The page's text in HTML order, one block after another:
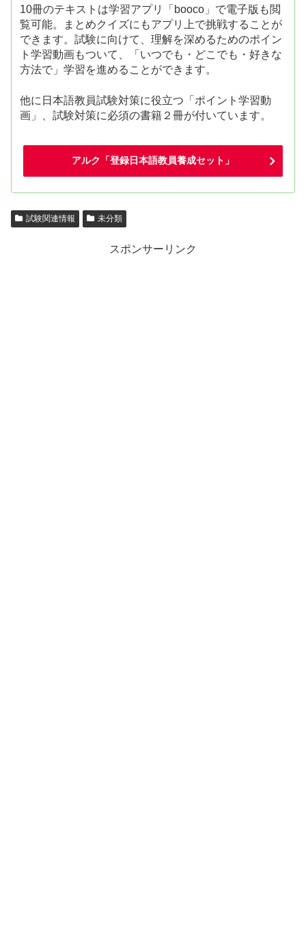
10冊のテキストは学習アプリ「booco」で電子版も閲
覧可能。まとめクイズにもアプリ上で挑戦することが
できます。試験に向けて、理解を深めるためのポイン
ト学習動画もついて、「いつでも・どこでも・好きな
方法で」学習を進めることができます。
他に日本語教員試験対策に役立つ「ポイント学習動
画」、試験対策に必須の書籍２冊が付いています。
アルク「登録日本語教員養成セット」
試験関連情報 未分類
スポンサーリンク